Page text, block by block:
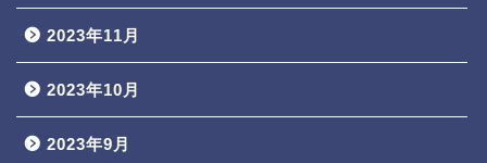
2023年11月
2023年10月
2023年9月